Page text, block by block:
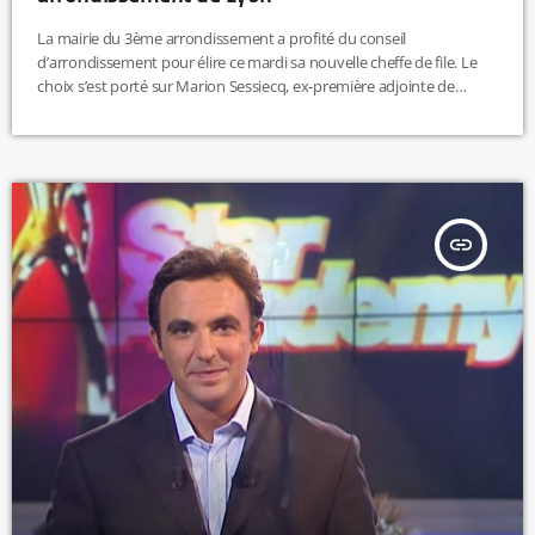
La mairie du 3ème arrondissement a profité du conseil
d’arrondissement pour élire ce mardi sa nouvelle cheffe de file. Le
choix s’est porté sur Marion Sessiecq, ex-première adjointe de
L'élue écologiste accède ainsi officiellement au poste de maire.
insert_link